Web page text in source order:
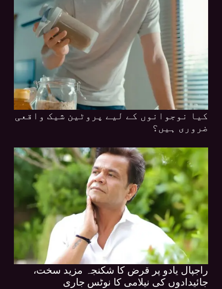
کیا نوجوانوں کے لیے پروٹین شیک واقعی
ضروری ہیں؟
راجپال یادو پر قرض کا شکنجہ مزید سخت،
جائیدادوں کی نیلامی کا نوٹس جاری